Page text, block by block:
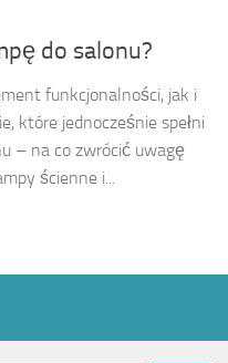
do salonu?
funkcjonalności, jak i
które jednocześnie spełni
– na co zwrócić uwagę
ścienne i...